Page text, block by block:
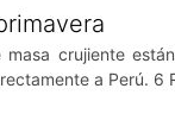
masa crujiente
a Perú. 6